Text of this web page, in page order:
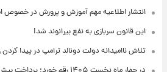
انتشار اطلاعیه مهم آموزش و پرورش در خصوص
این قانون سربازی به نفع بیرانوند شد!
تلاش ناامیدانه‌ دولت دونالد ترامپ در پیدا کردن